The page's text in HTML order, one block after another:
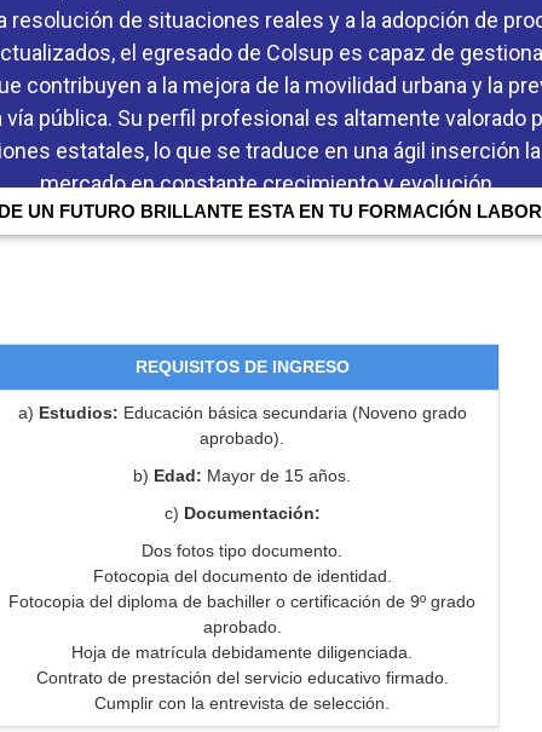
resolución de situaciones reales y a la adopción de
el egresado de Colsup es capaz de
contribuyen a la mejora de la movilidad urbana y la
pública. Su perfil profesional es altamente valorado
estatales, lo que se traduce en una ágil inserción
mercado en constante crecimiento y evolución.
UN FUTURO BRILLANTE ESTA EN TU FORMACIÓN
REQUISITOS DE INGRESO
a) Estudios: Educación básica secundaria (Noveno grado
aprobado).
b) Edad: Mayor de 15 años.
c) Documentación:
Dos fotos tipo documento.
Fotocopia del documento de identidad.
Fotocopia del diploma de bachiller o certificación de 9º grado
aprobado.
Hoja de matrícula debidamente diligenciada.
Contrato de prestación del servicio educativo firmado.
Cumplir con la entrevista de selección.